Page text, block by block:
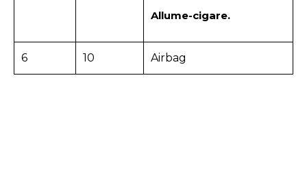
Allume-cigare.
6 10 Airbag